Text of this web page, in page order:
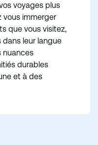
voyages plus
vous immerger
que vous visitez,
leur langue
nuances
durables
et à des